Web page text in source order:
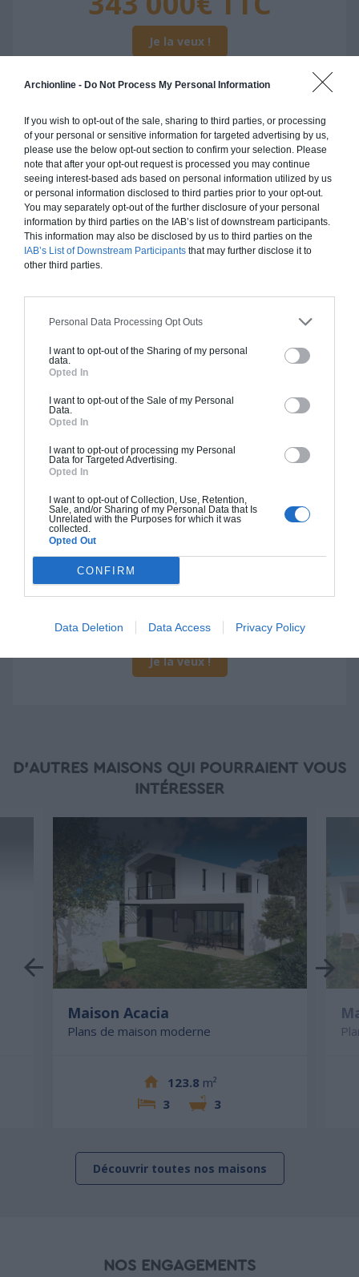
Archionline - Do Not Process My Personal Information
If you wish to opt-out of the sale, sharing to third parties, or processing
of your personal or sensitive information for targeted advertising by us,
please use the below opt-out section to confirm your selection. Please
note that after your opt-out request is processed you may continue
seeing interest-based ads based on personal information utilized by us
or personal information disclosed to third parties prior to your opt-out.
You may separately opt-out of the further disclosure of your personal
information by third parties on the IAB’s list of downstream participants.
This information may also be disclosed by us to third parties on the
IAB’s List of Downstream Participants that may further disclose it to
other third parties.
Personal Data Processing Opt Outs
I want to opt-out of the Sharing of my personal
data.
Opted In
I want to opt-out of the Sale of my Personal
Data.
Opted In
I want to opt-out of processing my Personal
Data for Targeted Advertising.
Opted In
I want to opt-out of Collection, Use, Retention,
Sale, and/or Sharing of my Personal Data that Is
Unrelated with the Purposes for which it was
collected.
Opted Out
CONFIRM
Data Deletion Data Access Privacy Policy
Je la veux !
Construction ossature bois
Chiffrage estimatif pour : Fondations et normes
standards. Construction en ossature bois isolé.
Finitions haut de gamme. Le prix "clé en main"
inclut le gros oeuvre et le second oeuvre (cuisine,
peinture, sols...), mais exclut piscine, jardin et
clôture.
343 000€ TTC
Je la veux !
Construction BBC
Chiffrage estimatif pour : Fondations et normes
standards. Construction en bloc coffrant isolant
(RT 2020). Finitions haut de gamme. Le prix "clé
en main" inclut le gros oeuvre et le second
oeuvre (cuisine, peinture, sols...), mais exclut
piscine, jardin et clôture.
À partir de
399 000€ TTC
Je la veux !
D'AUTRES MAISONS QUI POURRAIENT VOUS
INTÉRESSER
Maison Acacia
Plans de maison moderne
123.8 m²
3
3
Découvrir toutes nos maisons
NOS ENGAGEMENTS